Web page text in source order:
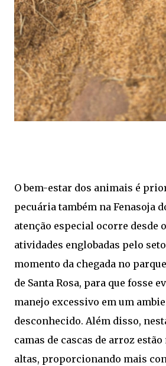
O bem-estar dos animais é
pecuária também na Fenasoja
atenção especial ocorre desde
atividades englobadas pelo
momento da chegada no
de Santa Rosa, para que fosse
manejo excessivo em um
desconhecido. Além disso,
camas de cascas de arroz
altas, proporcionando mais